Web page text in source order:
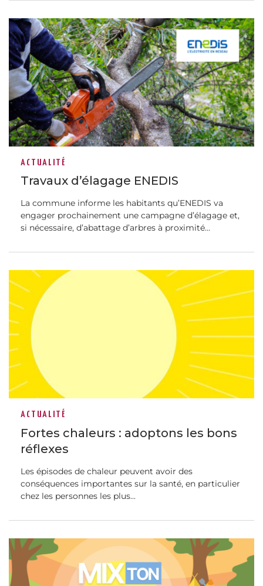
ACTUALITÉ
Travaux d’élagage ENEDIS
La commune informe les habitants qu’ENEDIS va
engager prochainement une campagne d’élagage et,
si nécessaire, d’abattage d’arbres à proximité...
ACTUALITÉ
Fortes chaleurs : adoptons les bons
réflexes
Les épisodes de chaleur peuvent avoir des
conséquences importantes sur la santé, en particulier
chez les personnes les plus...